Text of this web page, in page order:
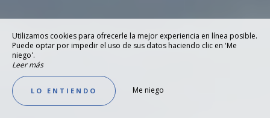
Utilizamos cookies para ofrecerle la mejor experiencia en línea posible.
Puede optar por impedir el uso de sus datos haciendo clic en 'Me
niego'.
Leer más
LO ENTIENDO Me niego